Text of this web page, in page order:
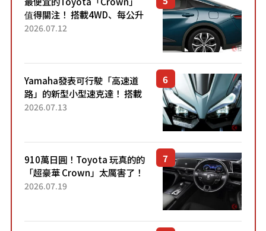
值得關注！ 搭載4WD、每公升
22.4公里低油耗表現超亮眼！
2026.07.12
Yamaha發表可行駛「高速道
路」的新型小型速克達！ 搭載
能享受超強勁「渦輪感」的動
2026.07.13
910萬日圓！Toyota 玩真的的
「超豪華 Crown」太厲害了！
採用由「匠人技藝」打造的
2026.07.19